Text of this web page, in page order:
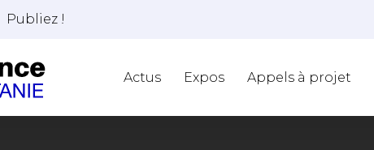
Publiez !
Actus Expos Appels à projet